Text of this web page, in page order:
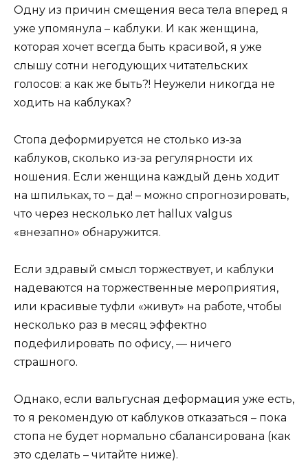
Одну из причин смещения веса тела вперед я
уже упомянула – каблуки. И как женщина,
которая хочет всегда быть красивой, я уже
слышу сотни негодующих читательских
голосов: а как же быть?! Неужели никогда не
ходить на каблуках?
Стопа деформируется не столько из-за
каблуков, сколько из-за регулярности их
ношения. Если женщина каждый день ходит
на шпильках, то – да! – можно спрогнозировать,
что через несколько лет hallux valgus
«внезапно» обнаружится.
Если здравый смысл торжествует, и каблуки
надеваются на торжественные мероприятия,
или красивые туфли «живут» на работе, чтобы
несколько раз в месяц эффектно
подефилировать по офису, — ничего
страшного.
Однако, если вальгусная деформация уже есть,
то я рекомендую от каблуков отказаться – пока
стопа не будет нормально сбалансирована (как
это сделать – читайте ниже).